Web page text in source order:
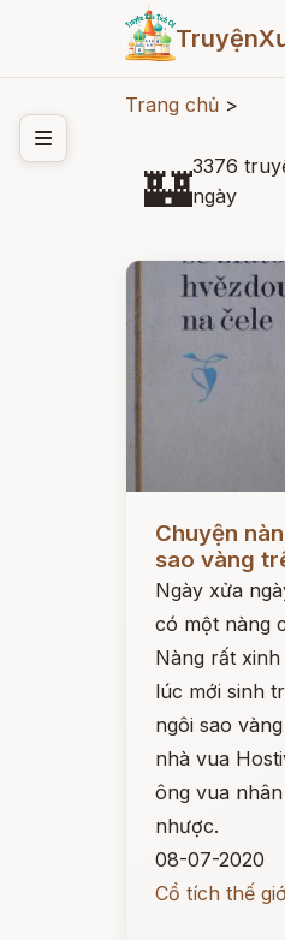
Trang chủ >
🏰3376
ngày
Chuyện
sao vàng
Ngày xửa
có một nàng
Nàng rất
lúc mới sinh
ngôi sao
nhà vua
ông vua
nhược.
08-07-2020
Cổ tích thế